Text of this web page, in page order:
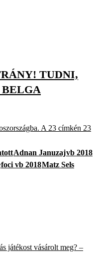
TUDNI,
A 23 címkén 23
Adnan Januzajvb 2018
foci vb 2018Matz Sels
játékost vásárolt meg? –